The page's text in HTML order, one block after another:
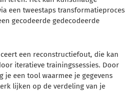
een tweestaps transformatieproces
gecodeerde gedecodeerde
een reconstructiefout, die kan
iteratieve trainingssessies. Door
je een tool waarmee je gegevens
lijken op de verdeling van je